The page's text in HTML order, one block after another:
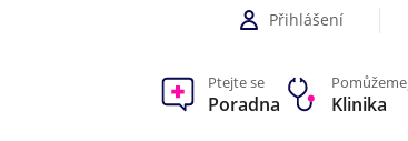
Přihlášení
Ptejte se
Poradna
Pomůžeme
Klinika